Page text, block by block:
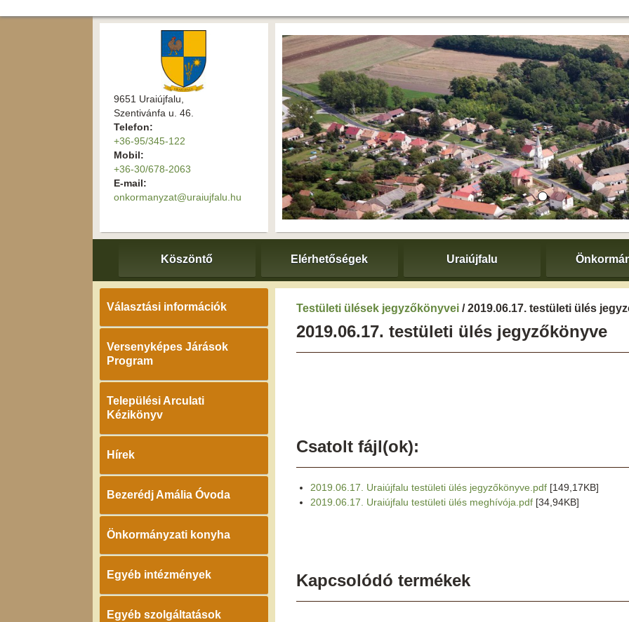
9651 Uraiújfalu,
Szentivánfa u. 46.
Telefon:
+36-95/345-122
Mobil:
+36-30/678-2063
E-mail:
onkormanyzat@uraiujfalu.hu
Köszöntő Elérhetőségek Uraiújfalu
Választási információk
Versenyképes Járások
Program
Települési Arculati
Kézikönyv
Hírek
Bezerédj Amália Óvoda
Önkormányzati konyha
Egyéb intézmények
Egyéb szolgáltatások
Testületi ülések jegyzőkönyvei / 2019.06.17. testületi ülés
2019.06.17. testületi ülés jegyzőkönyve
Csatolt fájl(ok):
2019.06.17. Uraiújfalu testületi ülés jegyzőkönyve.pdf [149,17KB]
2019.06.17. Uraiújfalu testületi ülés meghívója.pdf [34,94KB]
Kapcsolódó termékek